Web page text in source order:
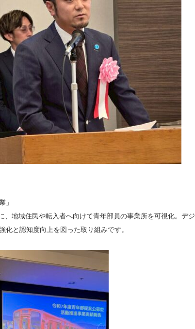
」
、地域住民や転入者へ向けて青年部員の事業所を可視化。デジ
化と認知度向上を図った取り組みです。